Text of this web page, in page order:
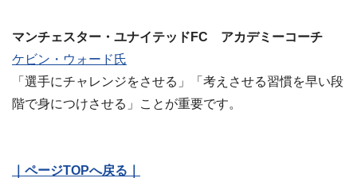
マンチェスター・ユナイテッドFC アカデミーコーチ
ケビン・ウォード氏
「選手にチャレンジをさせる」「考えさせる習慣を早い段
階で身につけさせる」ことが重要です。
｜ページTOPへ戻る｜